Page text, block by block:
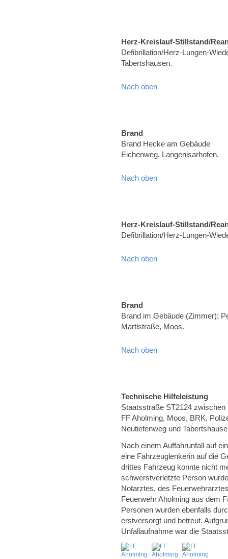
Herz-Kreislauf-Stillstand/
Defibrillation/Herz-Lungen-
Tabertshausen.
Nach oben
Brand
Brand Hecke am Gebäude
Eichenweg, Langenisarhofen.
Nach oben
Herz-Kreislauf-Stillstand/
Defibrillation/Herz-Lungen-
Nach oben
Brand
Brand im Gebäude (Zimmer);
Martlstraße, Moos.
Nach oben
Technische Hilfeleistung
Staatsstraße ST2124
FF Aholming, Moos, BRK,
Neutiefenweg und
Nach einem Auffahrunfall auf
eine Fahrzeuglenkerin auf die
drittes Fahrzeug konnte nicht
schwerstverletzte Person
Notarztes, des
Feuerwehr Aholming aus dem
Personen wurden ebenfalls
erstversorgt und betreut.
Unfallaufnahme war die